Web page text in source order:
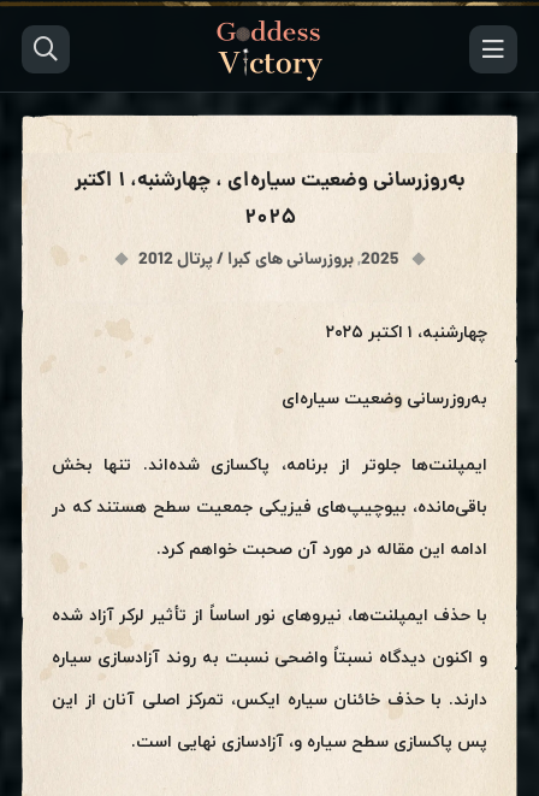
به‌روزرسانی وضعیت سیاره‌ای ، چهارشنبه، ۱ اکتبر
۲۰۲۵
2025
,بروزرسانی های کبرا / پرتال 2012
چهارشنبه، ۱ اکتبر ۲۰۲۵
به‌روزرسانی وضعیت سیاره‌ای
ایمپلنت‌ها جلوتر از برنامه‌، پاکسازی شده‌اند. تنها بخش
باقی‌مانده، بیوچیپ‌های فیزیکی جمعیت سطح هستند که در
ادامه این مقاله در مورد آن صحبت خواهم کرد.
با حذف ایمپلنت‌ها، نیروهای نور اساساً از تأثیر لرکر آزاد شده
و اکنون دیدگاه نسبتاً واضحی نسبت به روند آزادسازی سیاره
دارند. با حذف خائنان سیاره ایکس، تمرکز اصلی آنان از این
پس پاکسازی سطح سیاره و، آزادسازی نهایی است.